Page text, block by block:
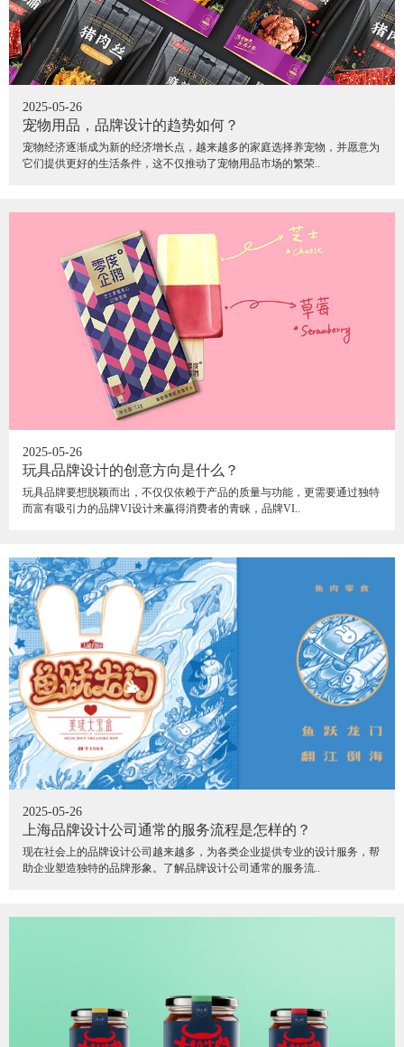
2025-05-26
宠物用品，品牌设计的趋势如何？
宠物经济逐渐成为新的经济增长点，越来越多的家庭选择养宠物，并愿意为
它们提供更好的生活条件，这不仅推动了宠物用品市场的繁荣..
2025-05-26
玩具品牌设计的创意方向是什么？
玩具品牌要想脱颖而出，不仅仅依赖于产品的质量与功能，更需要通过独特
而富有吸引力的品牌VI设计来赢得消费者的青睐，品牌VI..
2025-05-26
上海品牌设计公司通常的服务流程是怎样的？
现在社会上的品牌设计公司越来越多，为各类企业提供专业的设计服务，帮
助企业塑造独特的品牌形象。了解品牌设计公司通常的服务流..